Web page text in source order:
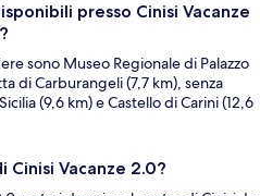
presso Cinisi Vacanze
sono Museo Regionale di Palazzo
di Carburangeli (7,7 km), senza
(9,6 km) e Castello di Carini (12,6
Cinisi Vacanze 2.0?